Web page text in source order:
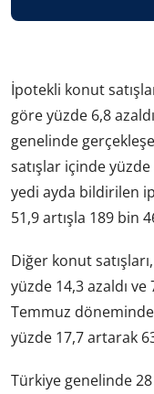
İpotekli konut
göre yüzde 6,8
genelinde
satışlar içinde
yedi ayda bildirilen
51,9 artışla 189 bin
Diğer konut
yüzde 14,3 azaldı ve
Temmuz
yüzde 17,7 artarak
Türkiye genelinde